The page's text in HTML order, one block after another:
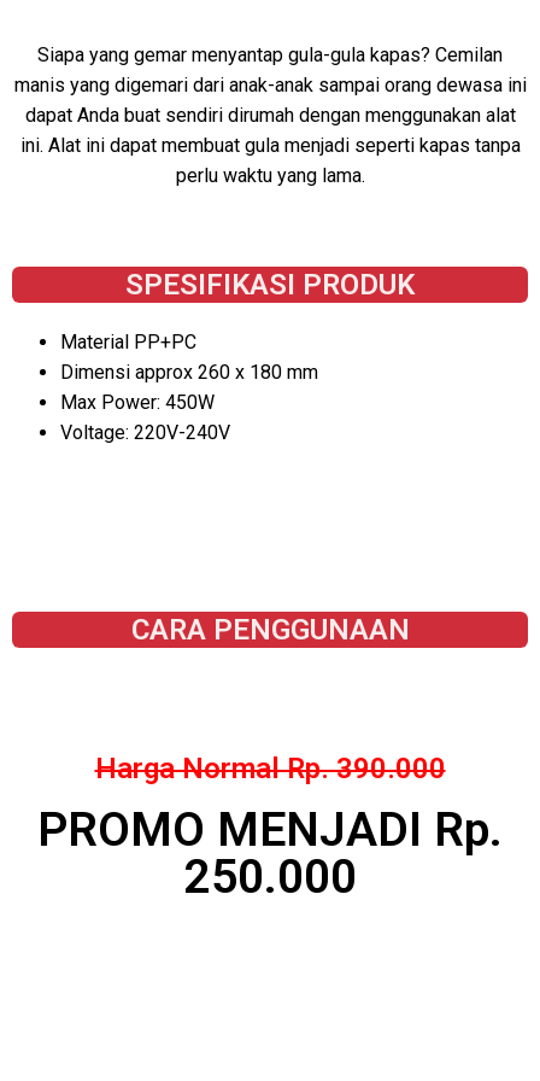
Siapa yang gemar menyantap gula-gula kapas? Cemilan
manis yang digemari dari anak-anak sampai orang dewasa ini
dapat Anda buat sendiri dirumah dengan menggunakan alat
ini. Alat ini dapat membuat gula menjadi seperti kapas tanpa
perlu waktu yang lama.
SPESIFIKASI PRODUK
Material PP+PC
Dimensi approx 260 x 180 mm
Max Power: 450W
Voltage: 220V-240V
CARA PENGGUNAAN
Harga Normal Rp. 390.000
PROMO MENJADI Rp.
250.000